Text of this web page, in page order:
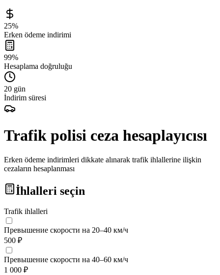
25%
Erken ödeme indirimi
99%
Hesaplama doğruluğu
20 gün
İndirim süresi
Trafik polisi ceza hesaplayıcısı
Erken ödeme indirimleri dikkate alınarak trafik ihlallerine ilişkin
cezaların hesaplanması
İhlalleri seçin
Trafik ihlalleri
Превышение скорости на 20–40 км/ч
500 ₽
Превышение скорости на 40–60 км/ч
1 000 ₽